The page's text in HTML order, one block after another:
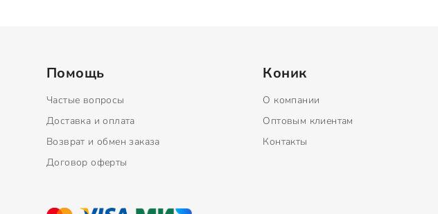
Помощь
Частые вопросы
Доставка и оплата
Возврат и обмен заказа
Договор оферты
Коник
О компании
Оптовым клиентам
Контакты